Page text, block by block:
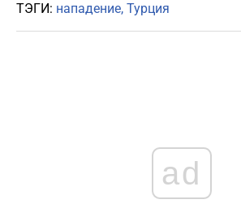
ТЭГИ: нападение Турция
ad